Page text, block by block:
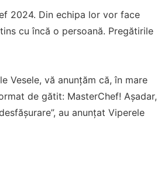
2024. Din echipa lor vor face
cu încă o persoană. Pregătirile
Vesele, vă anunțăm că, în mare
de gătit: MasterChef! Așadar,
au anunțat Viperele